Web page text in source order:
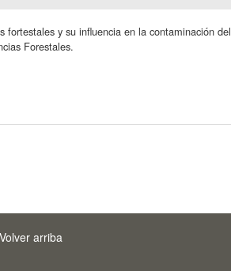
y su influencia en la contaminación del
Forestales.
Volver arriba